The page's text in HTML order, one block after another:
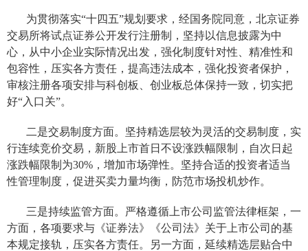
为贯彻落实“十四五”规划要求，经国务院同意，北京证券
交易所将试点证券公开发行注册制， 坚持以信息披露为中
心， 从中小企业实际情况出发，强化制度针对性、精准性和
包容性， 压实各方责任，提高违法成本， 强化投资者保护，
审核注册各项安排与科创板、创业板总体保持一致，切实把
好“入口关”。
二是交易制度方面。坚持精选层较为灵活的交易制度，实
行连续竞价交易，新股上市首日不设涨跌幅限制，自次日起
涨跌幅限制为30%，增加市场弹性。坚持合适的投资者适当
性管理制度， 促进买卖力量均衡， 防范市场投机炒作。
三是持续监管方面。严格遵循上市公司监管法律框架， 一
方面， 各项要求与《证券法》《公司法》关于上市公司的基
本规定接轨，压实各方责任。 另一方面， 延续精选层贴合中